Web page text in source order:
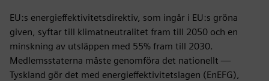
EU:s energieffektivitetsdirektiv, som ingår i EU:s gröna
given, syftar till klimatneutralitet fram till 2050 och en
minskning av utsläppen med 55% fram till 2030.
Medlemsstaterna måste genomföra det nationellt —
Tyskland gör det med energieffektivitetslagen (EnEFG),